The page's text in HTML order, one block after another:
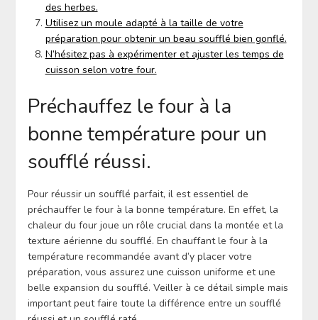
des herbes.
Utilisez un moule adapté à la taille de votre
préparation pour obtenir un beau soufflé bien gonflé.
N’hésitez pas à expérimenter et ajuster les temps de
cuisson selon votre four.
Préchauffez le four à la
bonne température pour un
soufflé réussi.
Pour réussir un soufflé parfait, il est essentiel de
préchauffer le four à la bonne température. En effet, la
chaleur du four joue un rôle crucial dans la montée et la
texture aérienne du soufflé. En chauffant le four à la
température recommandée avant d’y placer votre
préparation, vous assurez une cuisson uniforme et une
belle expansion du soufflé. Veiller à ce détail simple mais
important peut faire toute la différence entre un soufflé